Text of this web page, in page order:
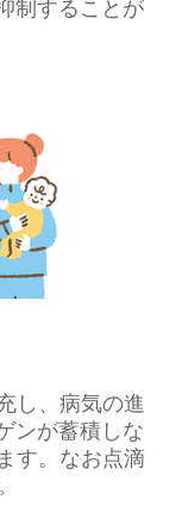
制することが
し、病気の進
ンが蓄積しな
す。なお点滴